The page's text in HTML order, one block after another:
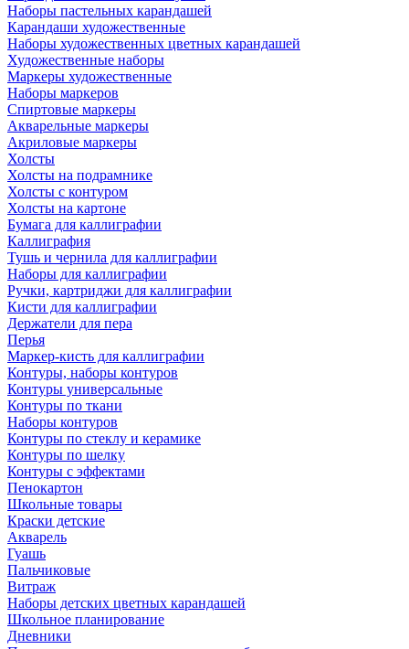
Наборы пастельных карандашей
Карандаши художественные
Наборы художественных цветных карандашей
Художественные наборы
Маркеры художественные
Наборы маркеров
Спиртовые маркеры
Акварельные маркеры
Акриловые маркеры
Холсты
Холсты на подрамнике
Холсты с контуром
Холсты на картоне
Бумага для каллиграфии
Каллиграфия
Тушь и чернила для каллиграфии
Наборы для каллиграфии
Ручки, картриджи для каллиграфии
Кисти для каллиграфии
Держатели для пера
Перья
Маркер-кисть для каллиграфии
Контуры, наборы контуров
Контуры универсальные
Контуры по ткани
Наборы контуров
Контуры по стеклу и керамике
Контуры по шелку
Контуры с эффектами
Пенокартон
Школьные товары
Краски детские
Акварель
Гуашь
Пальчиковые
Витраж
Наборы детских цветных карандашей
Школьное планирование
Дневники